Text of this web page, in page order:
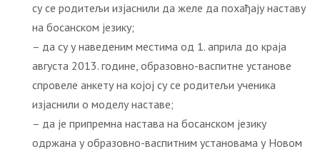
су се родитељи изјаснили да желе да похађају наставу
на босанском језику;
– да су у наведеним местима од 1. априла до краја
августа 2013. године, образовно-васпитне установе
спровеле анкету на којој су се родитељи ученика
изјаснили о моделу наставе;
– да је припремна настава на босанском језику
одржана у образовно-васпитним установама у Новом